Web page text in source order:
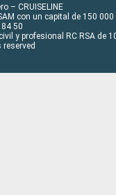
– CRUISELINE
con un capital de 150 000
50
y profesional RC RSA de
reserved